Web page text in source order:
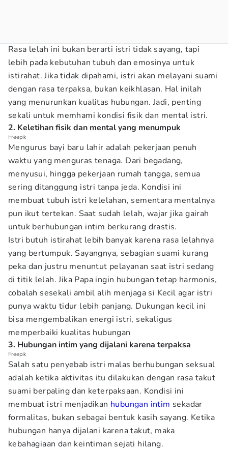
Rasa lelah ini bukan berarti istri tidak sayang, tapi
lebih pada kebutuhan tubuh dan emosinya untuk
istirahat. Jika tidak dipahami, istri akan melayani suami
dengan rasa terpaksa, bukan keikhlasan. Hal inilah
yang menurunkan kualitas hubungan. Jadi, penting
sekali untuk memhami kondisi fisik dan mental istri.
2. Keletihan fisik dan mental yang menumpuk
Freepik
Mengurus bayi baru lahir adalah pekerjaan penuh
waktu yang menguras tenaga. Dari begadang,
menyusui, hingga pekerjaan rumah tangga, semua
sering ditanggung istri tanpa jeda. Kondisi ini
membuat tubuh istri kelelahan, sementara mentalnya
pun ikut tertekan. Saat sudah lelah, wajar jika gairah
untuk berhubungan intim berkurang drastis.
Istri butuh istirahat lebih banyak karena rasa lelahnya
yang bertumpuk. Sayangnya, sebagian suami kurang
peka dan justru menuntut pelayanan saat istri sedang
di titik lelah. Jika Papa ingin hubungan tetap harmonis,
cobalah sesekali ambil alih menjaga si Kecil agar istri
punya waktu tidur lebih panjang. Dukungan kecil ini
bisa mengembalikan energi istri, sekaligus
memperbaiki kualitas hubungan
3. Hubungan intim yang dijalani karena terpaksa
Freepik
Salah satu penyebab istri malas berhubungan seksual
adalah ketika aktivitas itu dilakukan dengan rasa takut
suami berpaling dan keterpaksaan. Kondisi ini
membuat istri menjadikan hubungan intim sekadar
formalitas, bukan sebagai bentuk kasih sayang. Ketika
hubungan hanya dijalani karena takut, maka
kebahagiaan dan keintiman sejati hilang.